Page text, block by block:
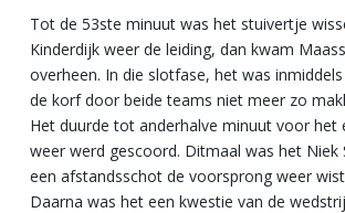
Tot de 53ste minuut was het stuivertje
Kinderdijk weer de leiding, dan kwam
overheen. In die slotfase, het was
de korf door beide teams niet meer zo
Het duurde tot anderhalve minuut voor het
weer werd gescoord. Ditmaal was het Niek
een afstandsschot de voorsprong weer
Daarna was het een kwestie van de